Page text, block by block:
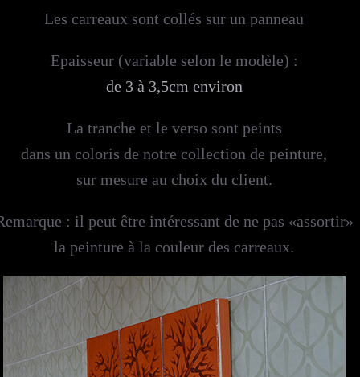
Les carreaux sont collés sur un panneau
Epaisseur (variable selon le modèle) :
de 3 à 3,5cm environ
La tranche et le verso sont peints
dans un coloris de notre collection de peinture,
sur mesure au choix du client.
: il peut être intéressant de ne pas «assortir»
la peinture à la couleur des carreaux.